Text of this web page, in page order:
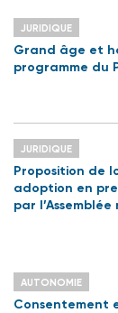
JURIDIQUE
Grand âge et
programme du
JURIDIQUE
Proposition de
adoption en
par
AUTONOMIE
Consentement